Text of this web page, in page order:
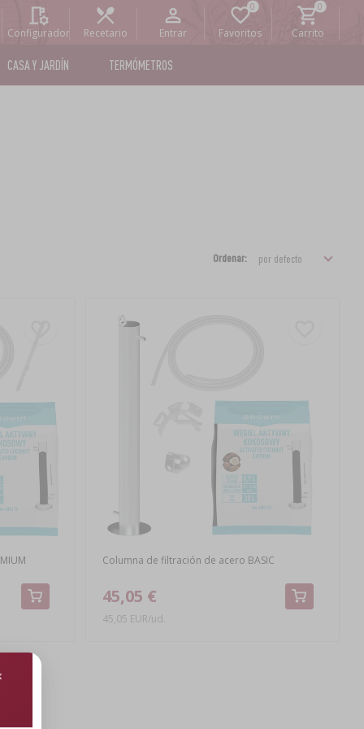
Configurador Recetario Entrar Favoritos Carrito
CASA Y JARDÍN TERMÓMETROS
Ordenar:
Columna de filtración de acero BASIC
45,05 €
45,05 EUR/ud.